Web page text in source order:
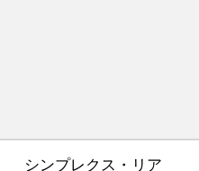
シンプレクス・リア